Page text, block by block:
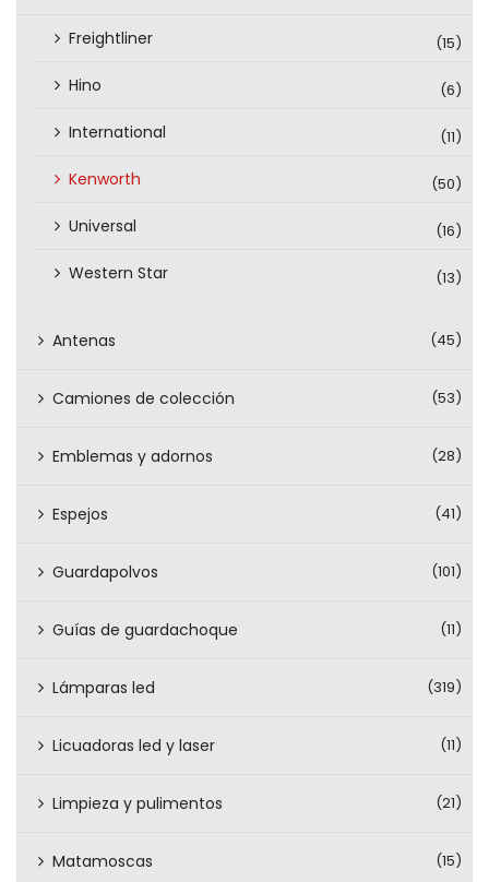
Freightliner (15)
Hino (6)
International (11)
Kenworth (50)
Universal (16)
Western Star (13)
Antenas (45)
Camiones de colección (53)
Emblemas y adornos (28)
Espejos (41)
Guardapolvos (101)
Guías de guardachoque (11)
Lámparas led (319)
Licuadoras led y laser (11)
Limpieza y pulimentos (21)
Matamoscas (15)